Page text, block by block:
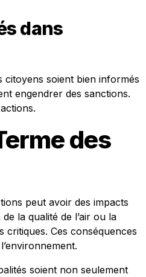
dans
citoyens soient bien informés
engendrer des sanctions.
des
peut avoir des impacts
la qualité de l’air ou la
Ces conséquences
soient non seulement